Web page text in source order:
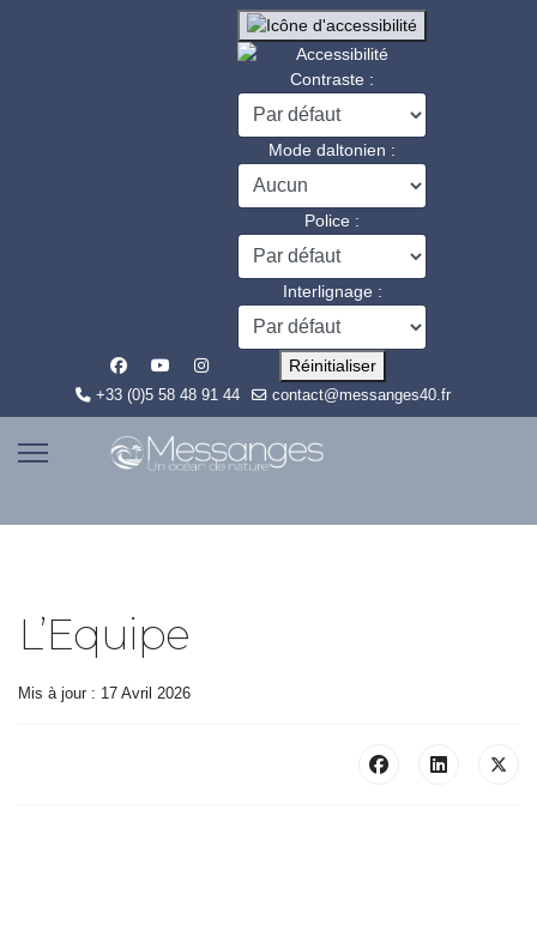
Contraste :
Mode daltonien :
Police :
Interlignage :
Réinitialiser
+33 (0)5 58 48 91 44 contact@messanges40.fr
L’Equipe
Mis à jour : 17 Avril 2026